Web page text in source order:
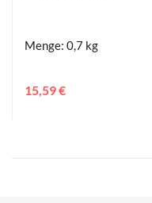
Menge: 0,7 kg
15,59 €